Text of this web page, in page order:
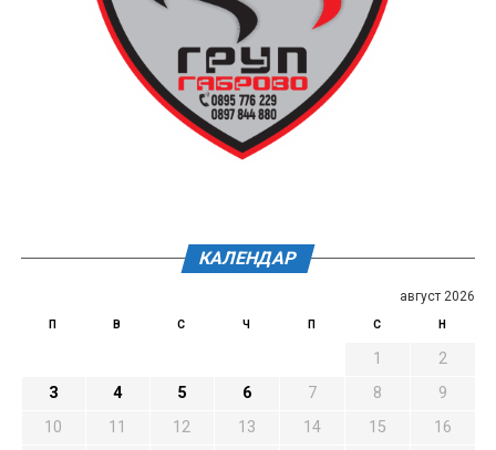
КАЛЕНДАР
август 2026
П В С Ч П С Н
1
2
3
4 5 6 7 8
9
10
11 12 13 14 15
16